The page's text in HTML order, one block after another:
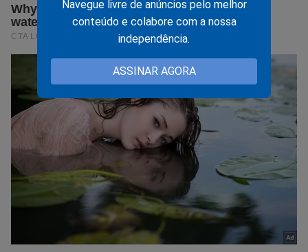
Navegue livre de anúncios pelo melhor
conteúdo e colabore com a nossa
independência.
ASSINAR AGORA